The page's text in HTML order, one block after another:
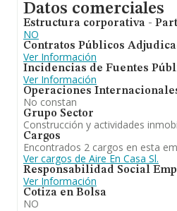
Datos comerciales
Estructura corporativa -
NO
Contratos Públicos
Ver Información
Incidencias de Fuentes
Ver Información
Operaciones
No constan
Grupo Sector
Construcción y actividades
Cargos
Encontrados 2 cargos en esta
Ver cargos de Aire En Casa Sl.
Responsabilidad Social
Ver Información
Cotiza en Bolsa
NO